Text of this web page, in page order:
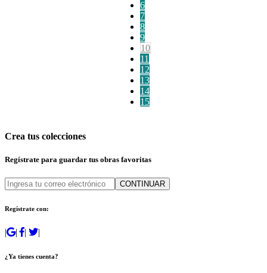
6
7
8
9
10
11
12
13
14
15
Crea tus colecciones
Regístrate para guardar tus obras favoritas
CONTINUAR
Regístrate con:
| | | |
¿Ya tienes cuenta?